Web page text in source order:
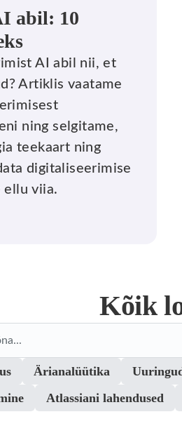
abil: 10
AI abil nii, et
Artiklis vaatame
ning selgitame,
teekaart ning
digitaliseerimise
ellu viia.
Kõik
Ärianalüütika
Atlassiani lahendused